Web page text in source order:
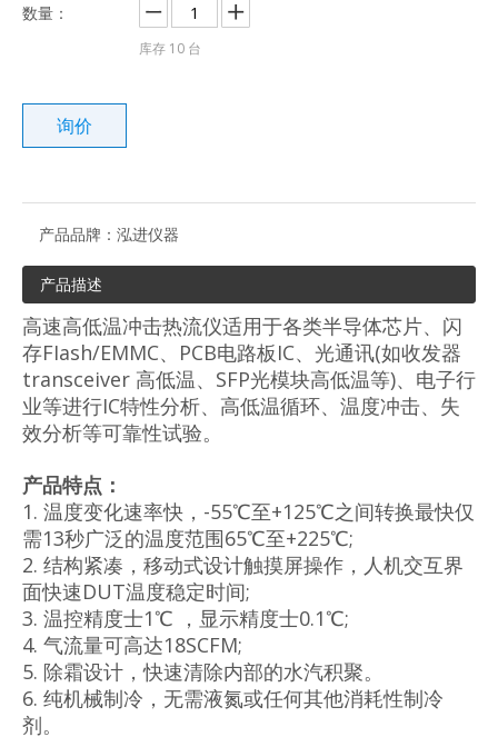
数量：
库存 10 台
询价
产品品牌： 泓进仪器
产品描述
高速高低温冲击热流仪适用于各类半导体芯片、闪
存FIash/EMMC、PCB电路板IC、光通讯(如收发器
transceiver 高低温、SFP光模块高低温等)、电子行
业等进行IC特性分析、高低温循环、温度冲击、失
效分析等可靠性试验。
产品特点：
1. 温度变化速率快，-55℃至+125℃之间转换最快仅
需13秒广泛的温度范围65℃至+225℃;
2. 结构紧凑，移动式设计触摸屏操作，人机交互界
面快速DUT温度稳定时间;
3. 温控精度士1℃ ，显示精度士0.1℃;
4. 气流量可高达18SCFM;
5. 除霜设计，快速清除内部的水汽积聚。
6. 纯机械制冷，无需液氮或任何其他消耗性制冷
剂。